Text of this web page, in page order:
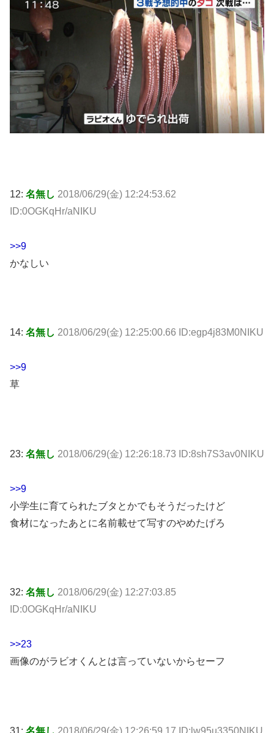
12: 名無し 2018/06/29(金) 12:24:53.62
ID:0OGKqHr/aNIKU
>>9
かなしい
14: 名無し 2018/06/29(金) 12:25:00.66 ID:egp4j83M0NIKU
>>9
草
23: 名無し 2018/06/29(金) 12:26:18.73 ID:8sh7S3av0NIKU
>>9
小学生に育てられたブタとかでもそうだったけど
食材になったあとに名前載せて写すのやめたげろ
32: 名無し 2018/06/29(金) 12:27:03.85
ID:0OGKqHr/aNIKU
>>23
画像のがラビオくんとは言っていないからセーフ
31: 名無し 2018/06/29(金) 12:26:59.17 ID:lw95u3350NIKU